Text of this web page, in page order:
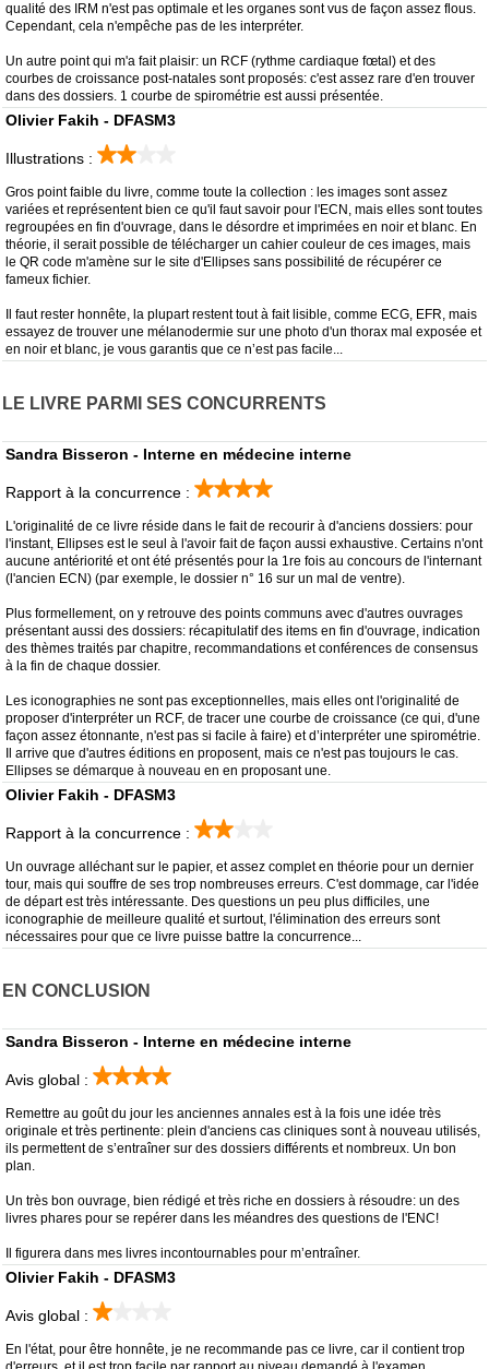
qualité des IRM n'est pas optimale et les organes sont vus de façon assez flous.
Cependant, cela n'empêche pas de les interpréter.
Un autre point qui m'a fait plaisir: un RCF (rythme cardiaque fœtal) et des
courbes de croissance post-natales sont proposés: c'est assez rare d'en trouver
dans des dossiers. 1 courbe de spirométrie est aussi présentée.
Olivier Fakih - DFASM3
Illustrations :
Gros point faible du livre, comme toute la collection : les images sont assez
variées et représentent bien ce qu'il faut savoir pour l'ECN, mais elles sont toutes
regroupées en fin d'ouvrage, dans le désordre et imprimées en noir et blanc. En
théorie, il serait possible de télécharger un cahier couleur de ces images, mais
le QR code m'amène sur le site d'Ellipses sans possibilité de récupérer ce
fameux fichier.
Il faut rester honnête, la plupart restent tout à fait lisible, comme ECG, EFR, mais
essayez de trouver une mélanodermie sur une photo d'un thorax mal exposée et
en noir et blanc, je vous garantis que ce n’est pas facile...
LE LIVRE PARMI SES CONCURRENTS
Sandra Bisseron - Interne en médecine interne
Rapport à la concurrence :
L'originalité de ce livre réside dans le fait de recourir à d'anciens dossiers: pour
l'instant, Ellipses est le seul à l'avoir fait de façon aussi exhaustive. Certains n'ont
aucune antériorité et ont été présentés pour la 1re fois au concours de l'internant
(l'ancien ECN) (par exemple, le dossier n° 16 sur un mal de ventre).
Plus formellement, on y retrouve des points communs avec d'autres ouvrages
présentant aussi des dossiers: récapitulatif des items en fin d'ouvrage, indication
des thèmes traités par chapitre, recommandations et conférences de consensus
à la fin de chaque dossier.
Les iconographies ne sont pas exceptionnelles, mais elles ont l'originalité de
proposer d'interpréter un RCF, de tracer une courbe de croissance (ce qui, d'une
façon assez étonnante, n'est pas si facile à faire) et d’interpréter une spirométrie.
Il arrive que d'autres éditions en proposent, mais ce n'est pas toujours le cas.
Ellipses se démarque à nouveau en en proposant une.
Olivier Fakih - DFASM3
Rapport à la concurrence :
Un ouvrage alléchant sur le papier, et assez complet en théorie pour un dernier
tour, mais qui souffre de ses trop nombreuses erreurs. C'est dommage, car l'idée
de départ est très intéressante. Des questions un peu plus difficiles, une
iconographie de meilleure qualité et surtout, l'élimination des erreurs sont
nécessaires pour que ce livre puisse battre la concurrence...
EN CONCLUSION
Sandra Bisseron - Interne en médecine interne
Avis global :
Remettre au goût du jour les anciennes annales est à la fois une idée très
originale et très pertinente: plein d'anciens cas cliniques sont à nouveau utilisés,
ils permettent de s’entraîner sur des dossiers différents et nombreux. Un bon
plan.
Un très bon ouvrage, bien rédigé et très riche en dossiers à résoudre: un des
livres phares pour se repérer dans les méandres des questions de l'ENC!
Il figurera dans mes livres incontournables pour m’entraîner.
Olivier Fakih - DFASM3
Avis global :
En l'état, pour être honnête, je ne recommande pas ce livre, car il contient trop